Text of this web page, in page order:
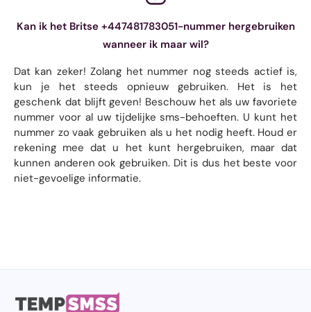
Kan ik het Britse +447481783051-nummer hergebruiken
wanneer ik maar wil?
Dat kan zeker! Zolang het nummer nog steeds actief is,
kun je het steeds opnieuw gebruiken. Het is het
geschenk dat blijft geven! Beschouw het als uw favoriete
nummer voor al uw tijdelijke sms-behoeften. U kunt het
nummer zo vaak gebruiken als u het nodig heeft. Houd er
rekening mee dat u het kunt hergebruiken, maar dat
kunnen anderen ook gebruiken. Dit is dus het beste voor
niet-gevoelige informatie.